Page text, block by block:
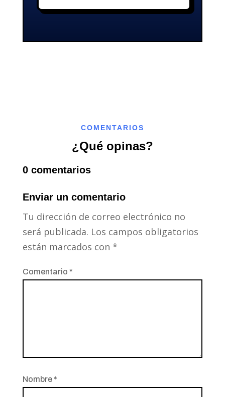
COMENTARIOS
¿Qué opinas?
0 comentarios
Enviar un comentario
Tu dirección de correo electrónico no
será publicada. Los campos obligatorios
están marcados con *
Comentario *
Nombre *